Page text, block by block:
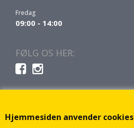
Hjemmesiden anvender cookies
Fredag
09:00 - 14:00
FØLG OS HER: